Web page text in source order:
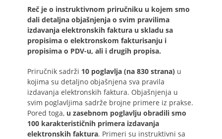
Reč je o instruktivnom priručniku u kojem smo
dali detaljna objašnjenja o svim pravilima
izdavanja elektronskih faktura u skladu sa
propisima o elektronskom fakturisanju i
propisima o PDV-u, ali i drugih propisa.
Priručnik sadrži 10 poglavlja (na 830 strana) u
kojima su detaljno objašnjena sva pravila
izdavanja elektronskih faktura. Objašnjenja u
svim poglavljima sadrže brojne primere iz prakse.
Pored toga, u zasebnom poglavlju obradili smo
100 karakterističnih primera izdavanja
elektronskih faktura. Primeri su instruktivni sa